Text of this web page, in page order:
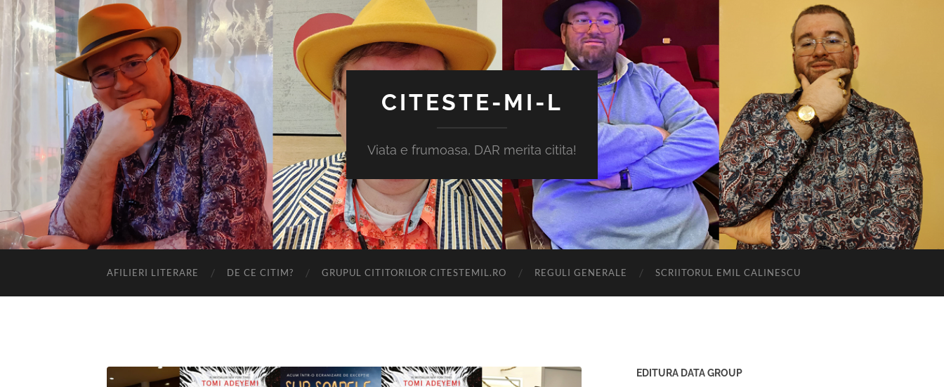
CITESTE-MI-L
Viata e frumoasa, DAR merita citita!
AFILIERI LITERARE DE CE CITIM? GRUPUL CITITORILOR CITESTEMIL.RO REGULI GENERALE SCRIITORUL EMIL CALINESCU
EDITURA DATA GROUP